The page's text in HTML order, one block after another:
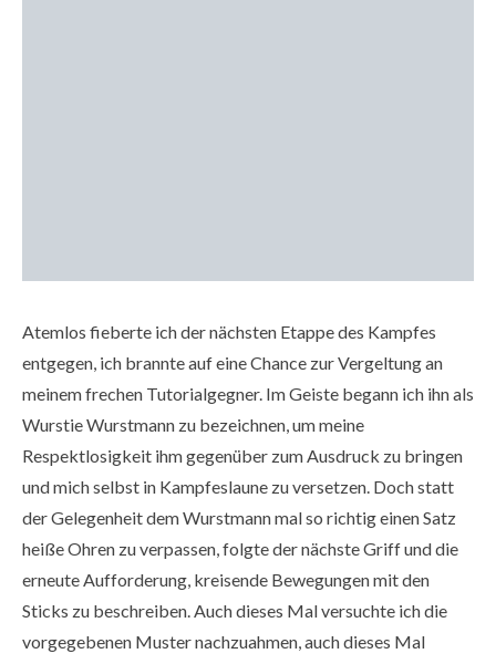
Atemlos fieberte ich der nächsten Etappe des Kampfes
entgegen, ich brannte auf eine Chance zur Vergeltung an
meinem frechen Tutorialgegner. Im Geiste begann ich ihn als
Wurstie Wurstmann zu bezeichnen, um meine
Respektlosigkeit ihm gegenüber zum Ausdruck zu bringen
und mich selbst in Kampfeslaune zu versetzen. Doch statt
der Gelegenheit dem Wurstmann mal so richtig einen Satz
heiße Ohren zu verpassen, folgte der nächste Griff und die
erneute Aufforderung, kreisende Bewegungen mit den
Sticks zu beschreiben. Auch dieses Mal versuchte ich die
vorgegebenen Muster nachzuahmen, auch dieses Mal